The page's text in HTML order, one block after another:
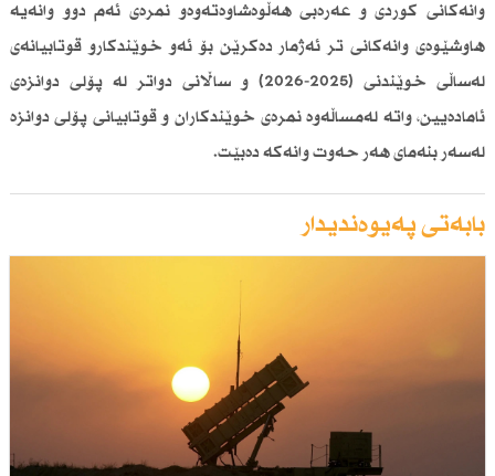
وانەكانی كوردی و عەرەبی هەڵوەشاوەتەوەو نمرەی ئەم دوو وانەیە
هاوشێوەی وانەكانی تر ئەژمار دەكرێن بۆ ئەو خوێندكارو قوتابیانەی
لەساڵی خوێندنی (2025-2026) و ساڵانی دواتر لە پۆلی دوانزەی
ئامادەیین، واتە لەمساڵەوە نمرەی خوێندكاران و قوتابیانی پۆلی دوانزە
لەسەر بنەمای هەر حەوت وانەكە دەبێت.
بابەتی پەیوەندیدار